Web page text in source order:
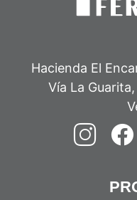
Hacienda El
Vía La